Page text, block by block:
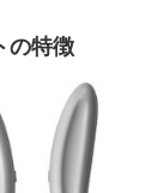
の特徴